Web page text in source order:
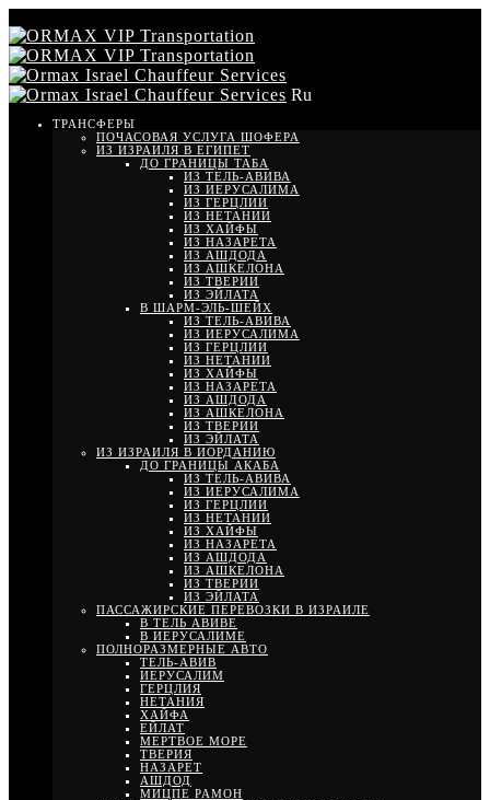
Ru
ТРАНСФЕРЫ
ПОЧАСОВАЯ УСЛУГА ШОФЕРА
ИЗ ИЗРАИЛЯ В ЕГИПЕТ
ДО ГРАНИЦЫ ТАБА
ИЗ ТЕЛЬ-АВИВА
ИЗ ИЕРУСАЛИМА
ИЗ ГЕРЦЛИИ
ИЗ НЕТАНИИ
ИЗ ХАЙФЫ
ИЗ НАЗАРЕТА
ИЗ АШДОДА
ИЗ АШКЕЛОНА
ИЗ ТВЕРИИ
ИЗ ЭЙЛАТА
В ШАРМ-ЭЛЬ-ШЕЙХ
ИЗ ТЕЛЬ-АВИВА
ИЗ ИЕРУСАЛИМА
ИЗ ГЕРЦЛИИ
ИЗ НЕТАНИИ
ИЗ ХАЙФЫ
ИЗ НАЗАРЕТА
ИЗ АШДОДА
ИЗ АШКЕЛОНА
ИЗ ТВЕРИИ
ИЗ ЭЙЛАТА
ИЗ ИЗРАИЛЯ В ИОРДАНИЮ
ДО ГРАНИЦЫ АКАБА
ИЗ ТЕЛЬ-АВИВА
ИЗ ИЕРУСАЛИМА
ИЗ ГЕРЦЛИИ
ИЗ НЕТАНИИ
ИЗ ХАЙФЫ
ИЗ НАЗАРЕТА
ИЗ АШДОДА
ИЗ АШКЕЛОНА
ИЗ ТВЕРИИ
ИЗ ЭЙЛАТА
ПАССАЖИРСКИЕ ПЕРЕВОЗКИ В ИЗРАИЛЕ
В ТЕЛЬ АВИВЕ
В ИЕРУСАЛИМЕ
ПОЛНОРАЗМЕРНЫЕ АВТО
ТЕЛЬ-АВИВ
ИЕРУСАЛИМ
ГЕРЦЛИЯ
НЕТАНИЯ
ХАЙФА
ЕЙЛАТ
МЕРТВОЕ МОРЕ
ТВЕРИЯ
НАЗАРЕТ
АШДОД
МИЦПЕ РАМОН